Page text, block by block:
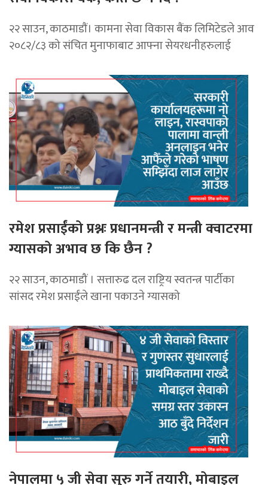
२२ साउन, काठमाडाैं। कामना सेवा विकास बैंक लिमिटेडले आव
२०८२/८३ को संचित मुनाफाबाट आफ्ना सेयरधनीहरुलाई
रमेश प्रसाईंको प्रश्नः प्रधानमन्त्री र मन्त्री क्वाटरमा
ग्यासको अभाव छ कि छैन ?
२२ साउन, काठमाडौं । सत्तारुढ दल राष्ट्रिय स्वतन्त्र पार्टीका
सांसद रमेश प्रसाईंले खाना पकाउने ग्यासको
नेपालमा ५ जी सेवा सुरु गर्ने तयारी, मोबाइल